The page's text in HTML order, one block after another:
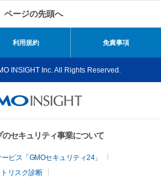
ページの先頭へ
利用規約 免責事項
INSIGHT Inc. All Rights Reserved.
セキュリティ事業について
ビス「GMOセキュリティ24」
リスク診断